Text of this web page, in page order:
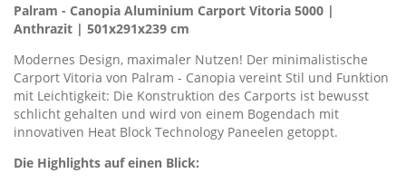
Palram - Canopia Aluminium Carport Vitoria 5000 |
Anthrazit | 501x291x239 cm
Modernes Design, maximaler Nutzen! Der minimalistische
Carport Vitoria von Palram - Canopia vereint Stil und Funktion
mit Leichtigkeit: Die Konstruktion des Carports ist bewusst
schlicht gehalten und wird von einem Bogendach mit
innovativen Heat Block Technology Paneelen getoppt.
Die Highlights auf einen Blick: